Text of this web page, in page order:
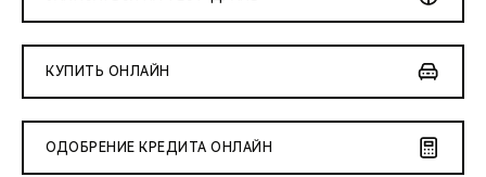
КУПИТЬ ОНЛАЙН
ОДОБРЕНИЕ КРЕДИТА ОНЛАЙН